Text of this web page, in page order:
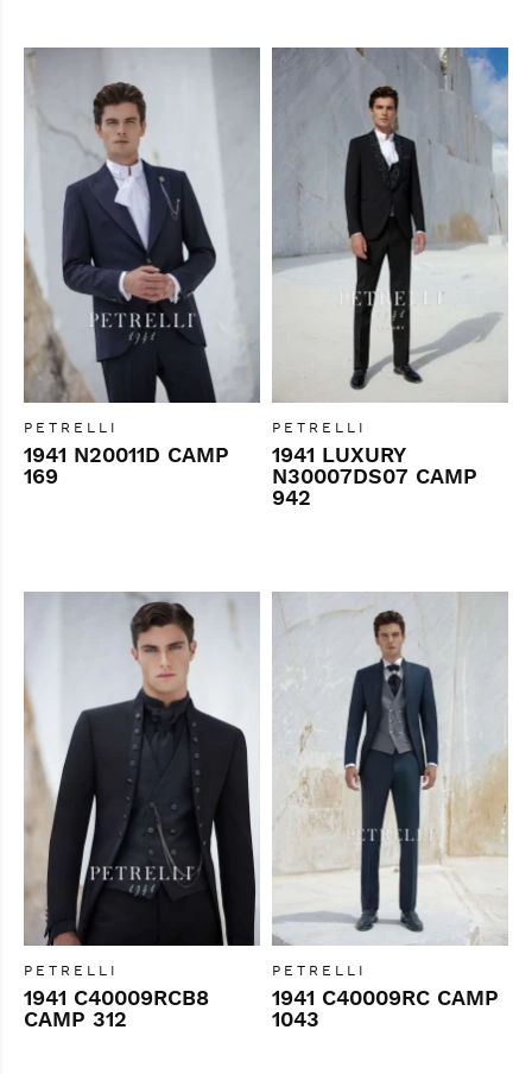
PETRELLI
1941 N20011D CAMP
169
PETRELLI
1941 LUXURY
N30007DS07 CAMP
942
PETRELLI
1941 C40009RCB8
CAMP 312
PETRELLI
1941 C40009RC CAMP
1043